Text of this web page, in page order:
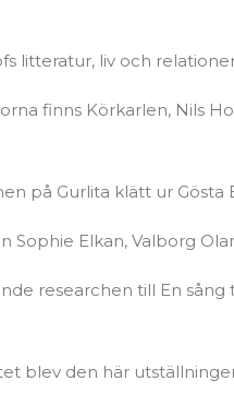
litteratur, liv och
finns Körkarlen, Nils
på Gurlita klätt ur Gösta
Sophie Elkan, Valborg
researchen till En sång
blev den här